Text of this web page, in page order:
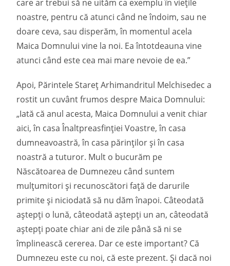
care ar trebui să ne uităm ca exemplu în viețile
noastre, pentru că atunci când ne îndoim, sau ne
doare ceva, sau disperăm, în momentul acela
Maica Domnului vine la noi. Ea întotdeauna vine
atunci când este cea mai mare nevoie de ea.”
Apoi, Părintele Stareț Arhimandritul Melchisedec a
rostit un cuvânt frumos despre Maica Domnului:
„Iată că anul acesta, Maica Domnului a venit chiar
aici, în casa Înaltpreasfinției Voastre, în casa
dumneavoastră, în casa părinților și în casa
noastră a tuturor. Mult o bucurăm pe
Născătoarea de Dumnezeu când suntem
mulțumitori și recunoscători față de darurile
primite și niciodată să nu dăm înapoi. Câteodată
aștepți o lună, câteodată aștepți un an, câteodată
aștepți poate chiar ani de zile până să ni se
împlinească cererea. Dar ce este important? Că
Dumnezeu este cu noi, că este prezent. Și dacă noi